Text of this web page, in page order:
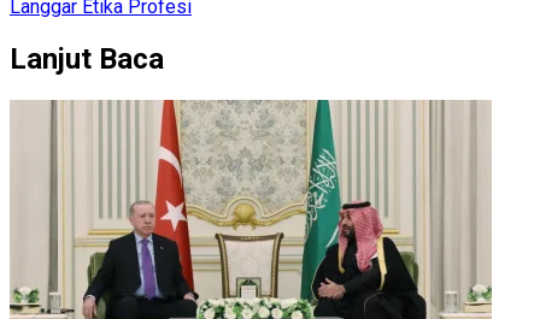
Langgar Etika Profesi
Lanjut Baca